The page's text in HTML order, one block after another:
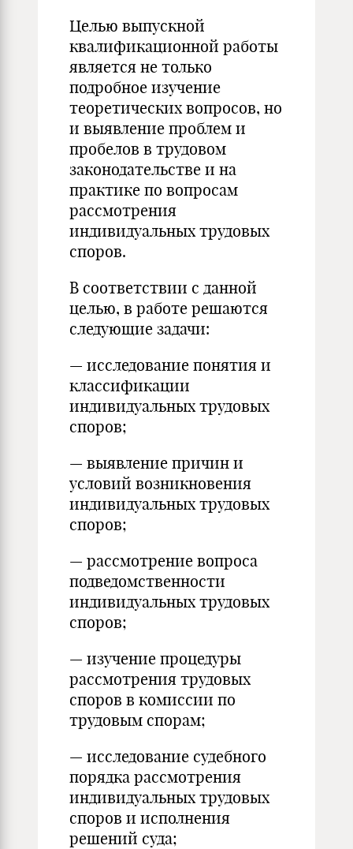
Целью выпускной
квалификационной работы
является не только
подробное изучение
теоретических вопросов, но
и выявление проблем и
пробелов в трудовом
законодательстве и на
практике по вопросам
рассмотрения
индивидуальных трудовых
споров.
В соответствии с данной
целью, в работе решаются
следующие задачи:
— исследование понятия и
классификации
индивидуальных трудовых
споров;
— выявление причин и
условий возникновения
индивидуальных трудовых
споров;
— рассмотрение вопроса
подведомственности
индивидуальных трудовых
споров;
— изучение процедуры
рассмотрения трудовых
споров в комиссии по
трудовым спорам;
— исследование судебного
порядка рассмотрения
индивидуальных трудовых
споров и исполнения
решений суда;